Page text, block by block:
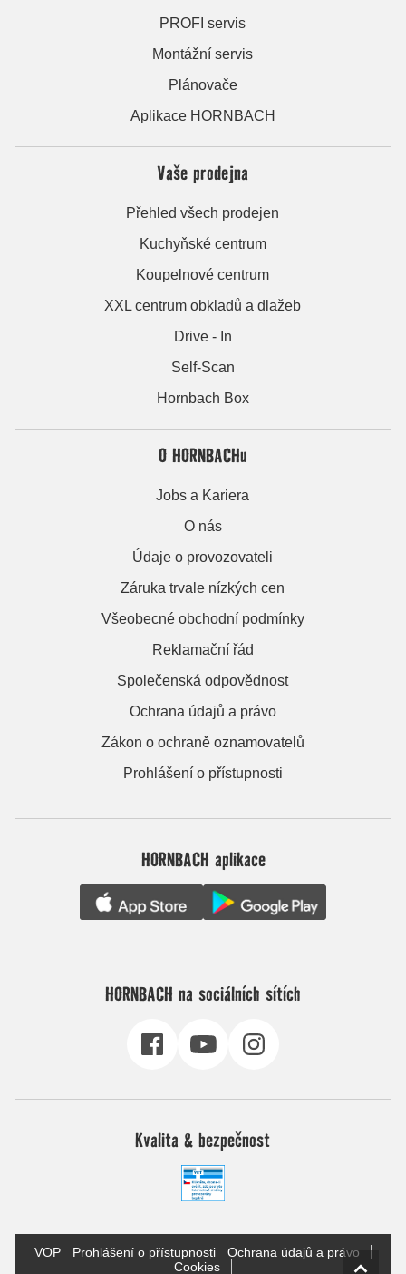
PROFI servis
Montážní servis
Plánovače
Aplikace HORNBACH
Vaše prodejna
Přehled všech prodejen
Kuchyňské centrum
Koupelnové centrum
XXL centrum obkladů a dlažeb
Drive - In
Self-Scan
Hornbach Box
O HORNBACHu
Jobs a Kariera
O nás
Údaje o provozovateli
Záruka trvale nízkých cen
Všeobecné obchodní podmínky
Reklamační řád
Společenská odpovědnost
Ochrana údajů a právo
Zákon o ochraně oznamovatelů
Prohlášení o přístupnosti
HORNBACH aplikace
HORNBACH na sociálních sítích
Kvalita & bezpečnost
VOP Prohlášení o přístupnosti
Ochrana údajů a právo
Cookies